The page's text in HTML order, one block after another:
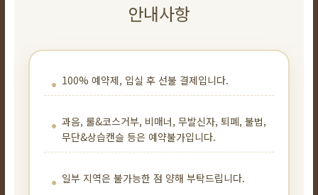
안내사항
100% 예약제, 입실 후 선불 결제입니다.
과음, 룰&코스거부, 비매너, 무발신자, 퇴폐, 불법,
무단&상습캔슬 등은 예약불가입니다.
일부 지역은 불가능한 점 양해 부탁드립니다.